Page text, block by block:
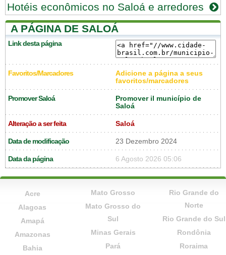
Hotéis econômicos no Saloá e arredores
A PÁGINA DE SALOÁ
Link desta página
Favoritos/Marcadores
Adicione a página a seus
favoritos/marcadores
Promover Saloá
Promover il município de
Saloá
Alteração a ser feita Saloá
Data de modificação 23 Dezembro 2024
Data da página 6 Agosto 2026 05:06
Acre
Alagoas
Amapá
Amazonas
Bahia
Mato Grosso
Mato Grosso do
Sul
Minas Gerais
Pará
Rio Grande do
Norte
Rio Grande do Sul
Rondônia
Roraima